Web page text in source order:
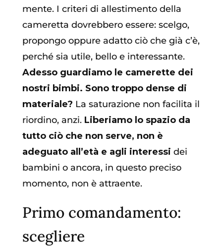
mente. I criteri di allestimento della
cameretta dovrebbero essere: scelgo,
propongo oppure adatto ciò che già c’è,
perché sia utile, bello e interessante.
Adesso guardiamo le camerette dei
nostri bimbi. Sono troppo dense di
materiale? La saturazione non facilita il
riordino, anzi. Liberiamo lo spazio da
tutto ciò che non serve, non è
adeguato all’età e agli interessi dei
bambini o ancora, in questo preciso
momento, non è attraente.
Primo comandamento:
scegliere